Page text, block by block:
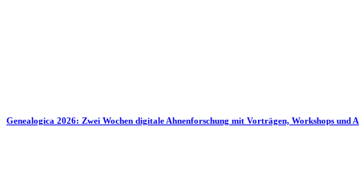
Genealogica 2026: Zwei Wochen digitale Ahnenforschung mit Vorträgen, Workshops und